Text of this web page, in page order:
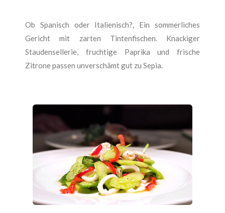
Ob Spanisch oder Italienisch?, Ein sommerliches
Gericht mit zarten Tintenfischen. Knackiger
Staudensellerie, fruchtige Paprika und frische
Zitrone passen unverschämt gut zu Sepia.